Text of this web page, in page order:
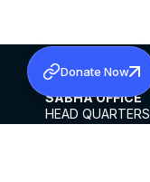
SABHA OFFICE
HEAD QUARTERS
Donate Now